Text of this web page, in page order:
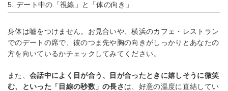
5. デート中の「視線」と「体の向き」
身体は嘘をつけません。お見合いや、横浜のカフェ・レストラン
でのデートの席で、彼のつま先や胸の向きがしっかりとあなたの
方を向いているかチェックしてみてください。
また、 会話中によく目が合う、目が合ったときに嬉しそうに微笑
む、といった「目線の秒数」の長さは、好意の温度に直結してい